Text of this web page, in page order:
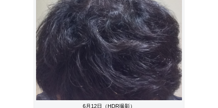
6月12日（HDR撮影）